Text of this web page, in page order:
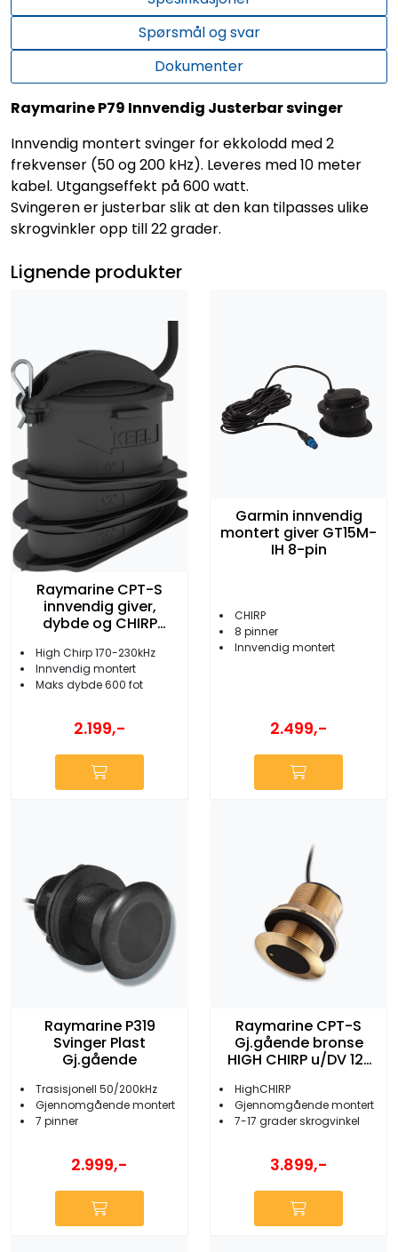
Spørsmål og svar
Dokumenter
Raymarine P79 Innvendig Justerbar svinger
Innvendig montert svinger for ekkolodd med 2
frekvenser (50 og 200 kHz). Leveres med 10 meter
kabel. Utgangseffekt på 600 watt.
Svingeren er justerbar slik at den kan tilpasses ulike
skrogvinkler opp till 22 grader.
Lignende produkter
Raymarine CPT-S
innvendig giver,
dybde og CHIRP
High Chirp 170-230kHz
Innvendig montert
Maks dybde 600 fot
2.199,-
Garmin innvendig
montert giver GT15M-
IH 8-pin
CHIRP
8 pinner
Innvendig montert
2.499,-
Raymarine P319
Svinger Plast
Gj.gående
Trasisjonell 50/200kHz
Gjennomgående montert
7 pinner
2.999,-
Raymarine CPT-S
Gj.gående bronse
HIGH CHIRP u/DV 12°
HighCHIRP
Gjennomgående montert
7-17 grader skrogvinkel
3.899,-